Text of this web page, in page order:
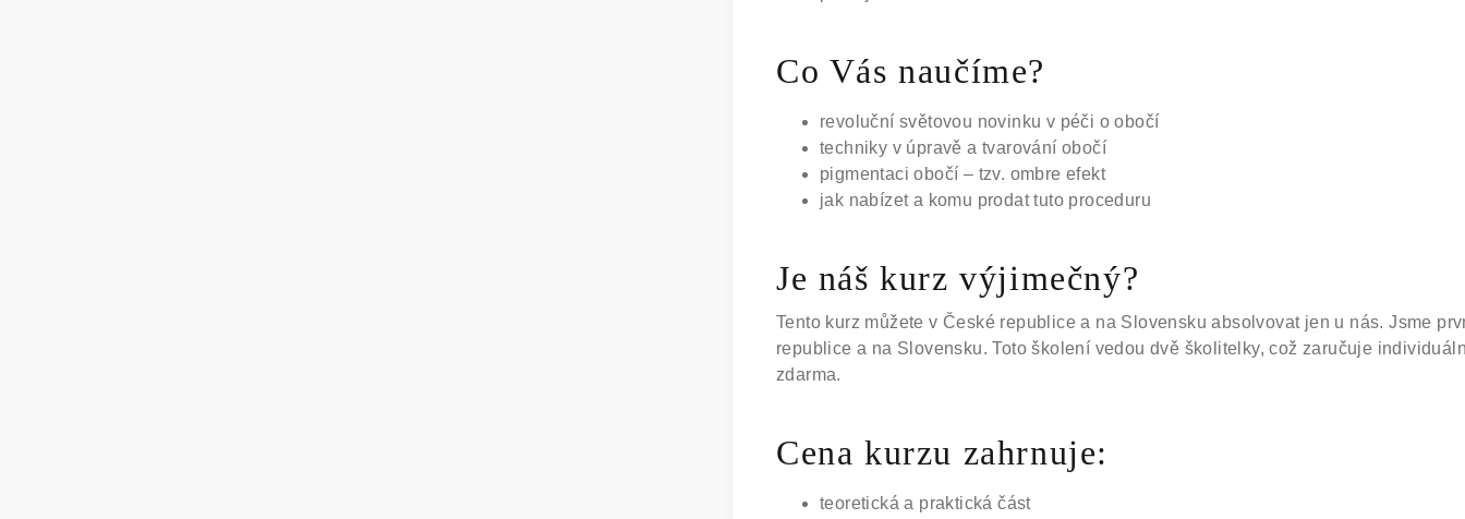
Co Vás naučíme?
revoluční světovou novinku v péči o obočí
techniky v úpravě a tvarování obočí
pigmentaci obočí – tzv. ombre efekt
jak nabízet a komu prodat tuto proceduru
Je náš kurz výjimečný?
Tento kurz můžete v České republice a na Slovensku absolvovat jen u nás. Jsme
republice a na Slovensku. Toto školení vedou dvě školitelky, což zaručuje
zdarma.
Cena kurzu zahrnuje:
teoretická a praktická část